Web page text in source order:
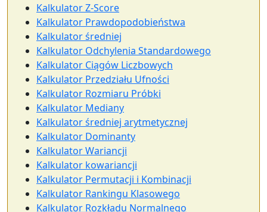
Kalkulator Z-Score
Kalkulator Prawdopodobieństwa
Kalkulator średniej
Kalkulator Odchylenia Standardowego
Kalkulator Ciągów Liczbowych
Kalkulator Przedziału Ufności
Kalkulator Rozmiaru Próbki
Kalkulator Mediany
Kalkulator średniej arytmetycznej
Kalkulator Dominanty
Kalkulator Wariancji
Kalkulator kowariancji
Kalkulator Permutacji i Kombinacji
Kalkulator Rankingu Klasowego
Kalkulator Rozkładu Normalnego